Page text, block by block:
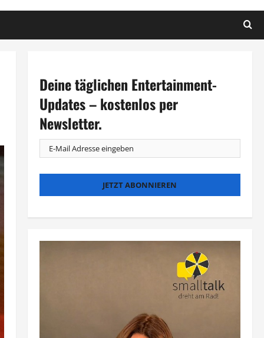
Deine täglichen Entertainment-
Updates – kostenlos per
Newsletter.